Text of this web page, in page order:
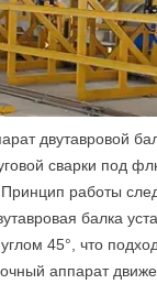
двутавровой
сварки под
Принцип работы
балка
45°, что
аппарат